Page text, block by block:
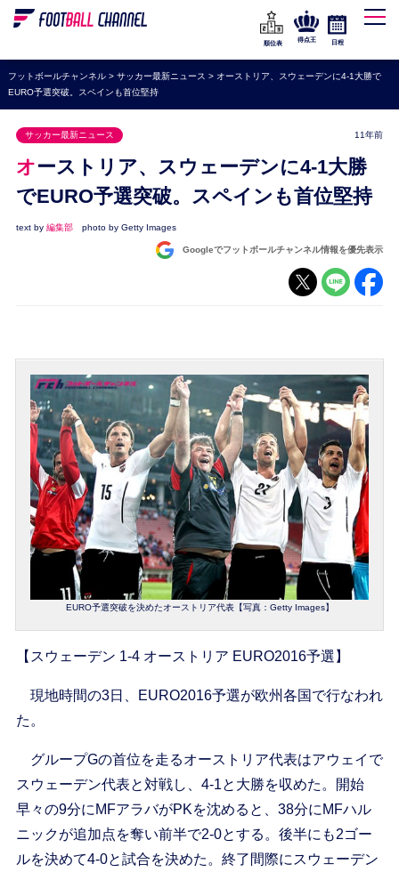
WEリーグ
海外サッカー
プレミアリーグ
ラ・リーガ
セリエA
ブンデスリーガ
UEFA
ナショナルチーム
順位表
得点王 日程
フットボールチャンネル> サッカー最新ニュース > オーストリア、スウェーデンに4-1大勝で
EURO予選突破。スペインも首位堅持
サッカー最新ニュース 11年前
オーストリア、スウェーデンに4-1大勝
でEURO予選突破。スペインも首位堅持
text by 編集部 photo by Getty Images
Googleでフットボールチャンネル情報を優先表示
EURO予選突破を決めたオーストリア代表【写真：Getty Images】
【スウェーデン 1-4 オーストリア EURO2016予選】
現地時間の3日、EURO2016予選が欧州各国で行なわれ
た。
グループGの首位を走るオーストリア代表はアウェイで
スウェーデン代表と対戦し、4-1と大勝を収めた。開始
早々の9分にMFアラバがPKを沈めると、38分にMFハル
ニックが追加点を奪い前半で2-0とする。後半にも2ゴー
ルを決めて4-0と試合を決めた。終了間際にスウェーデン